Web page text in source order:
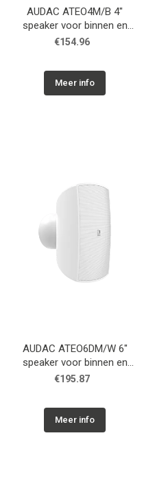
AUDAC ATEO4M/B 4"
speaker voor binnen en
buiten met
€154.96
Meer info
AUDAC ATEO6DM/W 6"
speaker voor binnen en
buiten met
€195.87
Meer info